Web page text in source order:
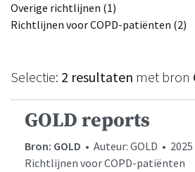
Overige richtlijnen (1)
Richtlijnen voor COPD-patiënten (2)
Selectie: 2 resultaten met bron
GOLD reports
Bron: GOLD • Auteur: GOLD •
Richtlijnen voor COPD-patiënten